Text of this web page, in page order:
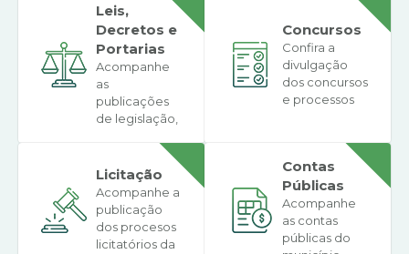
Leis,
Decretos e
Portarias
Acompanhe
as
publicações
de legislação,
contratos
Concursos
Confira a
divulgação
dos concursos
e processos
Licitação
Acompanhe a
publicação
dos procesos
licitatórios da
Contas
Públicas
Acompanhe
as contas
públicas do